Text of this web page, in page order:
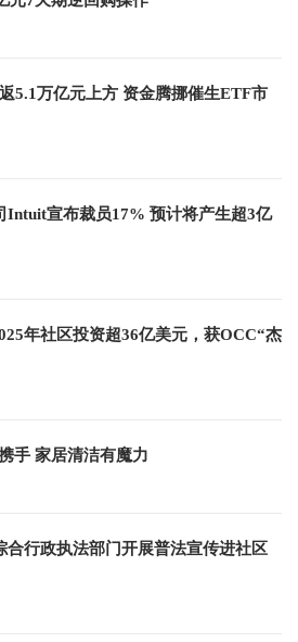
5.1万亿元上方 资金腾挪催生ETF市
Intuit宣布裁员17% 预计将产生超3亿
年社区投资超36亿美元，获OCC“杰
手 家居清洁有魔力
合行政执法部门开展普法宣传进社区